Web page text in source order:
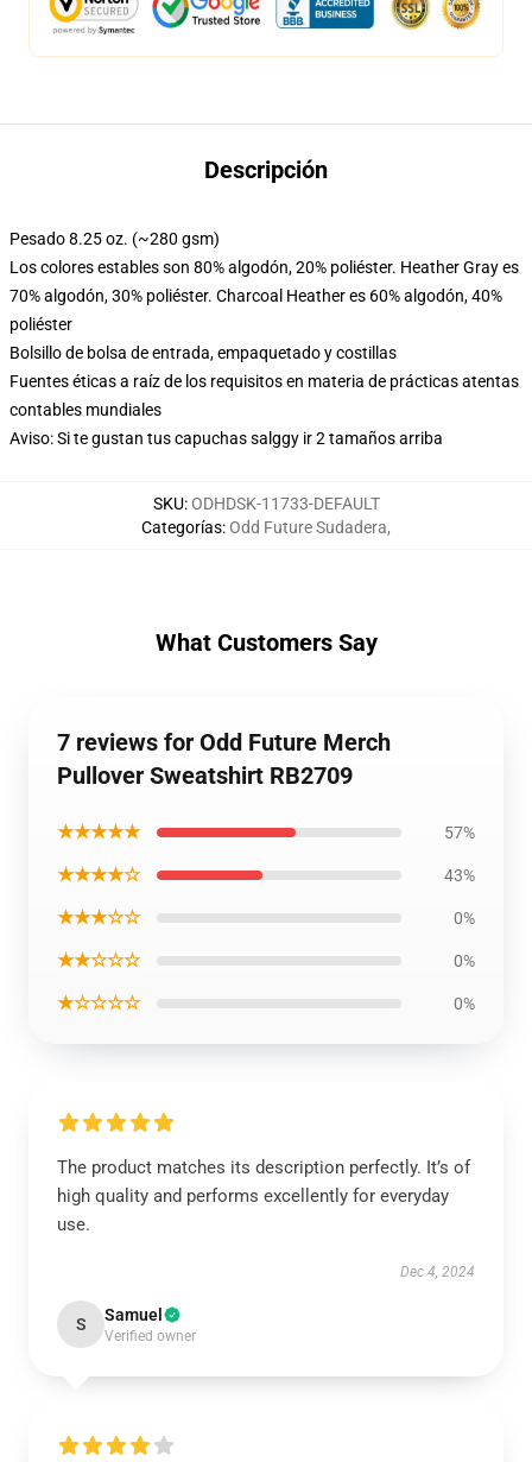
Descripción
Pesado 8.25 oz. (~280 gsm)
Los colores estables son 80% algodón, 20% poliéster. Heather Gray es
70% algodón, 30% poliéster. Charcoal Heather es 60% algodón, 40%
poliéster
Bolsillo de bolsa de entrada, empaquetado y costillas
Fuentes éticas a raíz de los requisitos en materia de prácticas atentas
contables mundiales
Aviso: Si te gustan tus capuchas salggy ir 2 tamaños arriba
SKU:ODHDSK-11733-DEFAULT
Categorías:Odd Future Sudadera,
What Customers Say
7 reviews for Odd Future Merch
Pullover Sweatshirt RB2709
★★★★★ 57%
★★★★☆ 43%
★★★☆☆ 0%
★★☆☆☆ 0%
★☆☆☆☆ 0%
The product matches its description perfectly. It’s of
high quality and performs excellently for everyday
use.
Dec 4, 2024
S Samuel
Verified owner